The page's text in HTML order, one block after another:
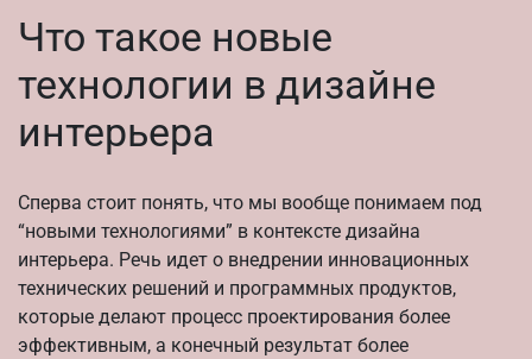
Что такое новые
технологии в дизайне
интерьера
Сперва стоит понять, что мы вообще понимаем под
“новыми технологиями” в контексте дизайна
интерьера. Речь идет о внедрении инновационных
технических решений и программных продуктов,
которые делают процесс проектирования более
эффективным, а конечный результат более